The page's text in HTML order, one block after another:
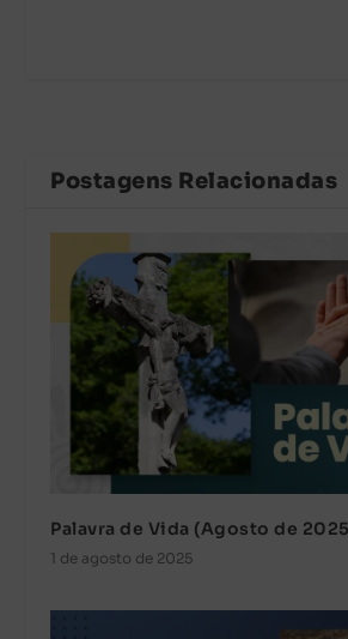
Postagens Relacionadas
Palavra de Vida (Agosto de
1 de agosto de 2025